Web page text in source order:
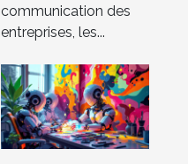
communication des
entreprises, les...